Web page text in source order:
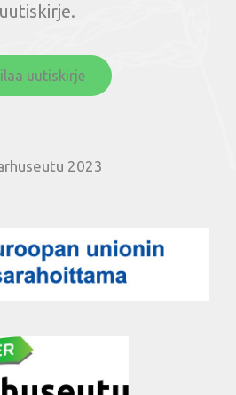
uutiskirje.
uutiskirje
2023